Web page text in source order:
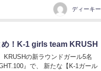
ディーキー
！K-1 girls team KRUSH
』で、 新たな【K-1ガール